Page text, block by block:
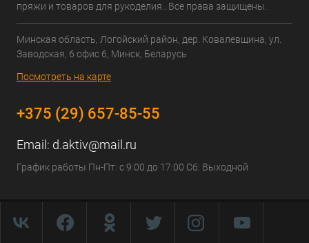
пряжи и товаров для рукоделия.. Все права защищены.
Минская область, Логойский район, дер. Ковалевщина, ул.
Заводская, 6 офис 6, Минск, Беларусь
Посмотреть на карте
+375 (29) 657-85-55
Email: d.aktiv@mail.ru
График работы Пн-Пт: с 9:00 до 17:00 Сб: Выходной